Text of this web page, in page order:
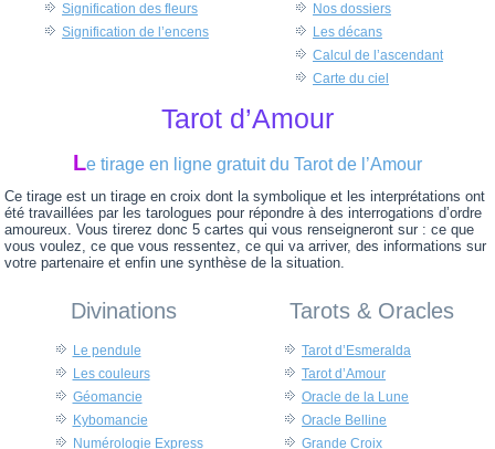
Signification des fleurs
Signification de l’encens
Nos dossiers
Les décans
Calcul de l’ascendant
Carte du ciel
Tarot d’Amour
Le tirage en ligne gratuit du Tarot de l’Amour
Ce tirage est un tirage en croix dont la symbolique et les interprétations ont
été travaillées par les tarologues pour répondre à des interrogations d’ordre
amoureux. Vous tirerez donc 5 cartes qui vous renseigneront sur : ce que
vous voulez, ce que vous ressentez, ce qui va arriver, des informations sur
votre partenaire et enfin une synthèse de la situation.
Divinations
Le pendule
Les couleurs
Géomancie
Kybomancie
Numérologie Express
Tarots & Oracles
Tarot d’Esmeralda
Tarot d’Amour
Oracle de la Lune
Oracle Belline
Grande Croix